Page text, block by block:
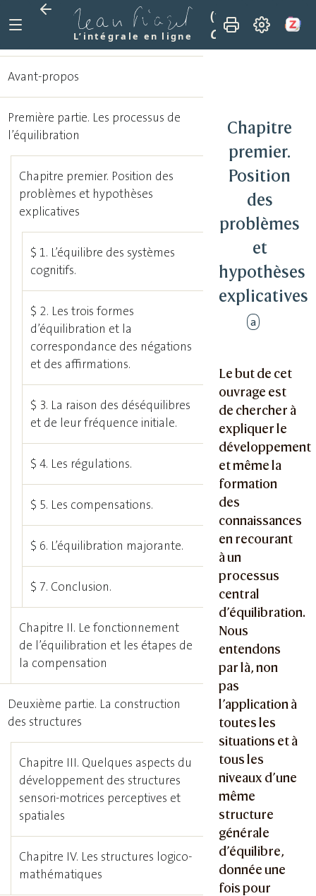
L’intégrale en ligne
(1975)
Chapitre
Chapitre
premier.
Position
des
problèmes
et
hypothèses
explicatives
a
Le but de cet
ouvrage est
de chercher à
expliquer le
développement
et même la
formation
des
connaissances
en recourant
à un
processus
central
d’équilibration.
Nous
entendons
par là, non
pas
l’application à
toutes les
situations et à
tous les
niveaux d’une
même
structure
générale
d’équilibre,
donnée une
fois pour
Avant-propos
Première partie. Les processus de
l’équilibration
Chapitre premier. Position des
problèmes et hypothèses
explicatives
$ 1. L’équilibre des systèmes
cognitifs.
$ 2. Les trois formes
d’équilibration et la
correspondance des négations
et des affirmations.
$ 3. La raison des déséquilibres
et de leur fréquence initiale.
$ 4. Les régulations.
$ 5. Les compensations.
$ 6. L’équilibration majorante.
$ 7. Conclusion.
Chapitre II. Le fonctionnement
de l’équilibration et les étapes de
la compensation
Deuxième partie. La construction
des structures
Chapitre III. Quelques aspects du
développement des structures
sensori-motrices perceptives et
spatiales
Chapitre IV. Les structures logico-
mathématiques